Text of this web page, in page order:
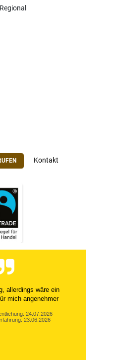
Kontakt
allerdings wäre ein
mich angenehmer
24.07.2026
23.06.2026